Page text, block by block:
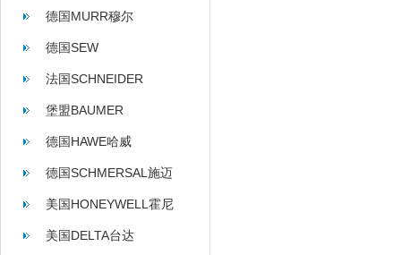
CONTACT
德国MURR穆尔
德国SEW
法国SCHNEIDER
堡盟BAUMER
德国HAWE哈威
德国SCHMERSAL施迈
赛
美国HONEYWELL霍尼
韦尔
美国DELTA台达